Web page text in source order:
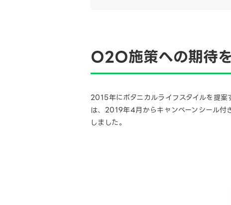
O2O施策への期待
2015年にボタニカルライフスタイルを提
は、2019年4月からキャンペーンシール付
しました。